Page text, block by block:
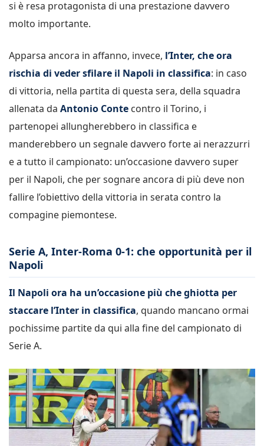
si è resa protagonista di una prestazione davvero
molto importante.
Apparsa ancora in affanno, invece, l’Inter, che ora
rischia di veder sfilare il Napoli in classifica: in caso
di vittoria, nella partita di questa sera, della squadra
allenata da Antonio Conte contro il Torino, i
partenopei allungherebbero in classifica e
manderebbero un segnale davvero forte ai nerazzurri
e a tutto il campionato: un’occasione davvero super
per il Napoli, che per sognare ancora di più deve non
fallire l’obiettivo della vittoria in serata contro la
compagine piemontese.
Serie A, Inter-Roma 0-1: che opportunità per il
Napoli
Il Napoli ora ha un’occasione più che ghiotta per
staccare l’Inter in classifica, quando mancano ormai
pochissime partite da qui alla fine del campionato di
Serie A.